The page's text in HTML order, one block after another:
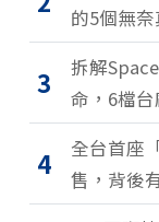
的5個無
3
拆解
命，6檔
4
全台首座
售，背後